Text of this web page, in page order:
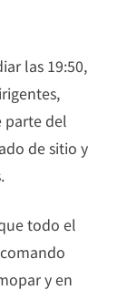
las 19:50,
parte del
de sitio y
todo el
y en